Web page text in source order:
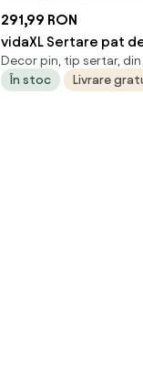
291,99 RON
vidaXL Sertare pat
lemn masiv de pin
Decor pin, tip sertar, din
În stoc
Livrare